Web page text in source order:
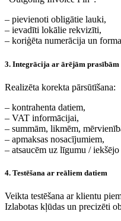
– pievienoti obligātie lauki,
– ievadīti lokālie rekvizīti,
– koriģēta numerācija un
3. Integrācija ar ārējām prasībām
Realizēta korekta pārsūtīšana:
– kontrahenta datiem,
– VAT informācijai,
– summām, likmēm,
– apmaksas nosacījumiem,
– atsaucēm uz līgumu /
4. Testēšana ar reāliem datiem
Veikta testēšana ar klientu
Izlabotas kļūdas un precizēti